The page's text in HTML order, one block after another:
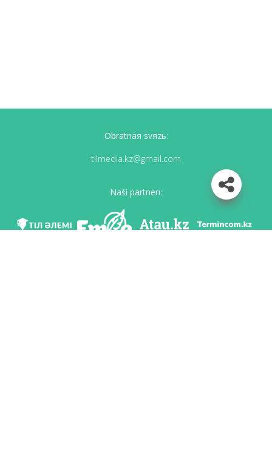
Obratnaя svяzь:
tilmedia.kz@gmail.com
Naši partnerı: